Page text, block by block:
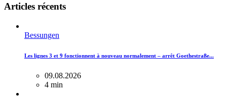
Articles récents
Bessungen
Les lignes 3 et 9 fonctionnent à nouveau normalement – ​​arrêt Goethestraße...
09.08.2026
4 min